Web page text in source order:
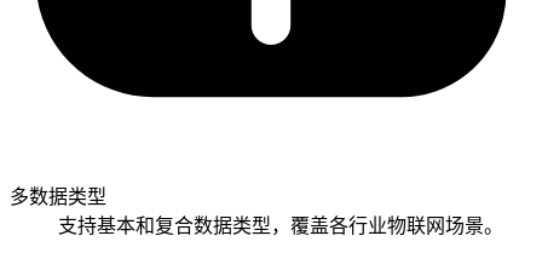
多数据类型
支持基本和复合数据类型，覆盖各行业物联网场景。